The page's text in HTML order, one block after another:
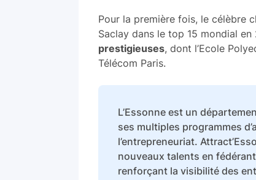
Pour la première fois, le célèbre
Saclay dans le top 15 mondial en
prestigieuses, dont l’Ecole
Télécom Paris.
L’Essonne est un
ses multiples programmes
l’entrepreneuriat.
nouveaux talents en
renforçant la visibilité des